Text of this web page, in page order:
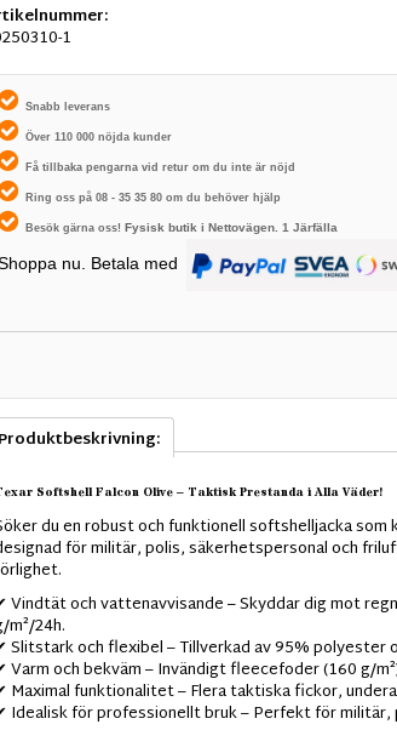
1
Snabb leverans
Över 110 000 nöjda kunder
Få tillbaka pengarna vid retur om du inte är nöjd
Ring oss på 08 - 35 35 80 om du behöver hjälp
Besök gärna oss! Fysisk butik i Nettovägen. 1 Järfälla
nu. Betala med
Produktbeskrivning:
Softshell Falcon Olive – Taktisk Prestanda i Alla Väder!
du en robust och funktionell softshelljacka
för militär, polis, säkerhetspersonal och
Vindtät och vattenavvisande – Skyddar dig mot
m²/24h.
Slitstark och flexibel – Tillverkad av 95%
Varm och bekväm – Invändigt fleecefoder (160 g/
Maximal funktionalitet – Flera taktiska fickor,
Idealisk för professionellt bruk – Perfekt för